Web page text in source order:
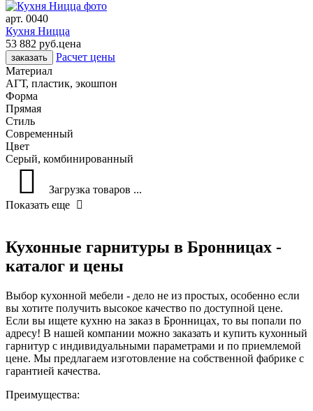
арт. 0040
Кухня Ницца
53 882 руб.цена
заказать
Расчет цены
Материал
АГТ, пластик, экошпон
Форма
Прямая
Стиль
Современный
Цвет
Серый, комбинированный
Загрузка товаров ...
Показать еще
Кухонные гарнитуры в Бронницах -
каталог и цены
Выбор кухонной мебели - дело не из простых, особенно если
вы хотите получить высокое качество по доступной цене.
Если вы ищете кухню на заказ в Бронницах, то вы попали по
адресу! В нашей компании можно заказать и купить кухонный
гарнитур с индивидуальными параметрами и по приемлемой
цене. Мы предлагаем изготовление на собственной фабрике с
гарантией качества.
Преимущества: